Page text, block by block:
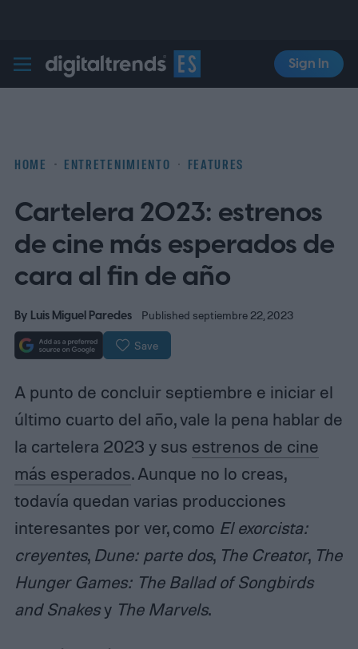
Digital Trends Español
Sign In
HOME ENTRETENIMIENTO FEATURES
Cartelera 2023: estrenos
de cine más esperados de
cara al fin de año
By Luis Miguel Paredes Published septiembre 22, 2023
Save
A punto de concluir septiembre e iniciar el
último cuarto del año, vale la pena hablar de
la cartelera 2023 y sus estrenos de cine
más esperados. Aunque no lo creas,
todavía quedan varias producciones
interesantes por ver, como El exorcista:
creyentes, Dune: parte dos, The Creator, The
Hunger Games: The Ballad of Songbirds
and Snakesy The Marvels.